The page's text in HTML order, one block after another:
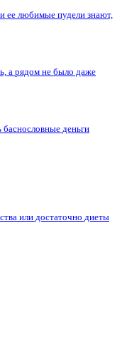
ее любимые пудели знают,
а рядом не было даже
деньги
или достаточно диеты